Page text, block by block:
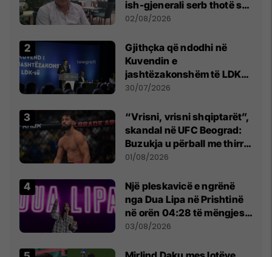
ish-gjenerali serb thotë se
dikush e tradhtoi në
02/08/2026
Gjithçka që ndodhi në
Kuvendin e
jashtëzakonshëm të LDK-
së
30/07/2026
“Vrisni, vrisni shqiptarët”,
skandal në UFC Beograd:
Buzukja u përball me thirrje
anti-shqiptare nga
01/08/2026
Një pleskavicë e ngrënë
nga Dua Lipa në Prishtinë
në orën 04:28 të mëngjesit
- dhe bota digjitale serbe
03/08/2026